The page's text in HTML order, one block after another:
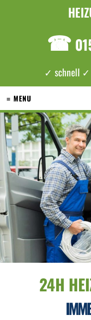
☎
✓ schnell ✓
≡ MENU
24H